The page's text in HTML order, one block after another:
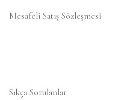
Mesafeli Satış Sözleşmesi
Sıkça Sorulanlar